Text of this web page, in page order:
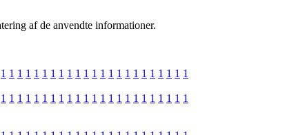
af de anvendte informationer.
1 1 1 1 1 1 1 1 1 1 1 1 1 1 1 1 1 1 1 1 1 1 1
1 1 1 1 1 1 1 1 1 1 1 1 1 1 1 1 1 1 1 1 1 1 1